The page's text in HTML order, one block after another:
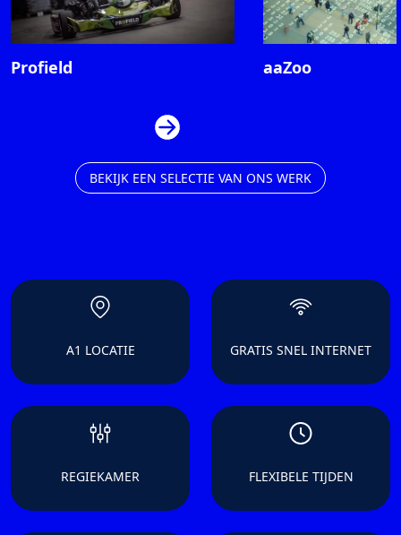
Profield aaZoo
BEKIJK EEN SELECTIE VAN ONS WERK
A1 LOCATIE GRATIS SNEL INTERNET
REGIEKAMER FLEXIBELE TIJDEN